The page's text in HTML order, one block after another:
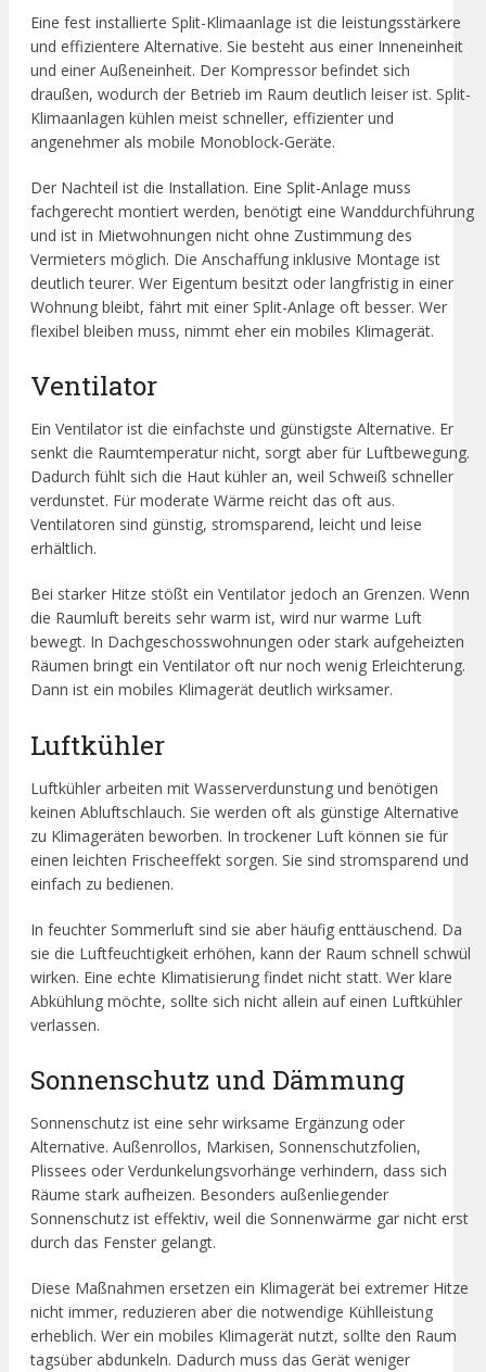
Eine fest installierte Split-Klimaanlage ist die leistungsstärkere
und effizientere Alternative. Sie besteht aus einer Inneneinheit
und einer Außeneinheit. Der Kompressor befindet sich
draußen, wodurch der Betrieb im Raum deutlich leiser ist. Split-
Klimaanlagen kühlen meist schneller, effizienter und
angenehmer als mobile Monoblock-Geräte.
Der Nachteil ist die Installation. Eine Split-Anlage muss
fachgerecht montiert werden, benötigt eine Wanddurchführung
und ist in Mietwohnungen nicht ohne Zustimmung des
Vermieters möglich. Die Anschaffung inklusive Montage ist
deutlich teurer. Wer Eigentum besitzt oder langfristig in einer
Wohnung bleibt, fährt mit einer Split-Anlage oft besser. Wer
flexibel bleiben muss, nimmt eher ein mobiles Klimagerät.
Ventilator
Ein Ventilator ist die einfachste und günstigste Alternative. Er
senkt die Raumtemperatur nicht, sorgt aber für Luftbewegung.
Dadurch fühlt sich die Haut kühler an, weil Schweiß schneller
verdunstet. Für moderate Wärme reicht das oft aus.
Ventilatoren sind günstig, stromsparend, leicht und leise
erhältlich.
Bei starker Hitze stößt ein Ventilator jedoch an Grenzen. Wenn
die Raumluft bereits sehr warm ist, wird nur warme Luft
bewegt. In Dachgeschosswohnungen oder stark aufgeheizten
Räumen bringt ein Ventilator oft nur noch wenig Erleichterung.
Dann ist ein mobiles Klimagerät deutlich wirksamer.
Luftkühler
Luftkühler arbeiten mit Wasserverdunstung und benötigen
keinen Abluftschlauch. Sie werden oft als günstige Alternative
zu Klimageräten beworben. In trockener Luft können sie für
einen leichten Frischeeffekt sorgen. Sie sind stromsparend und
einfach zu bedienen.
In feuchter Sommerluft sind sie aber häufig enttäuschend. Da
sie die Luftfeuchtigkeit erhöhen, kann der Raum schnell schwül
wirken. Eine echte Klimatisierung findet nicht statt. Wer klare
Abkühlung möchte, sollte sich nicht allein auf einen Luftkühler
verlassen.
Sonnenschutz und Dämmung
Sonnenschutz ist eine sehr wirksame Ergänzung oder
Alternative. Außenrollos, Markisen, Sonnenschutzfolien,
Plissees oder Verdunkelungsvorhänge verhindern, dass sich
Räume stark aufheizen. Besonders außenliegender
Sonnenschutz ist effektiv, weil die Sonnenwärme gar nicht erst
durch das Fenster gelangt.
Diese Maßnahmen ersetzen ein Klimagerät bei extremer Hitze
nicht immer, reduzieren aber die notwendige Kühlleistung
erheblich. Wer ein mobiles Klimagerät nutzt, sollte den Raum
tagsüber abdunkeln. Dadurch muss das Gerät weniger